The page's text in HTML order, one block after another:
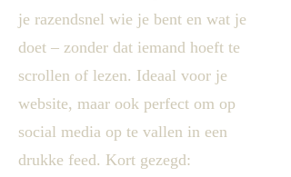
je razendsnel wie je bent en wat je
doet – zonder dat iemand hoeft te
scrollen of lezen. Ideaal voor je
website, maar ook perfect om op
social media op te vallen in een
drukke feed. Kort gezegd: